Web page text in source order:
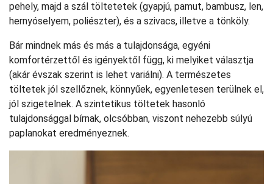
pehely, majd a szál töltetetek (gyapjú, pamut, bambusz, len,
hernyóselyem, poliészter), és a szivacs, illetve a tönköly.
Bár mindnek más és más a tulajdonsága, egyéni
komfortérzettől és igényektől függ, ki melyiket választja
(akár évszak szerint is lehet variálni). A természetes
töltetek jól szellőznek, könnyűek, egyenletesen terülnek el,
jól szigetelnek. A szintetikus töltetek hasonló
tulajdonsággal bírnak, olcsóbban, viszont nehezebb súlyú
paplanokat eredményeznek.